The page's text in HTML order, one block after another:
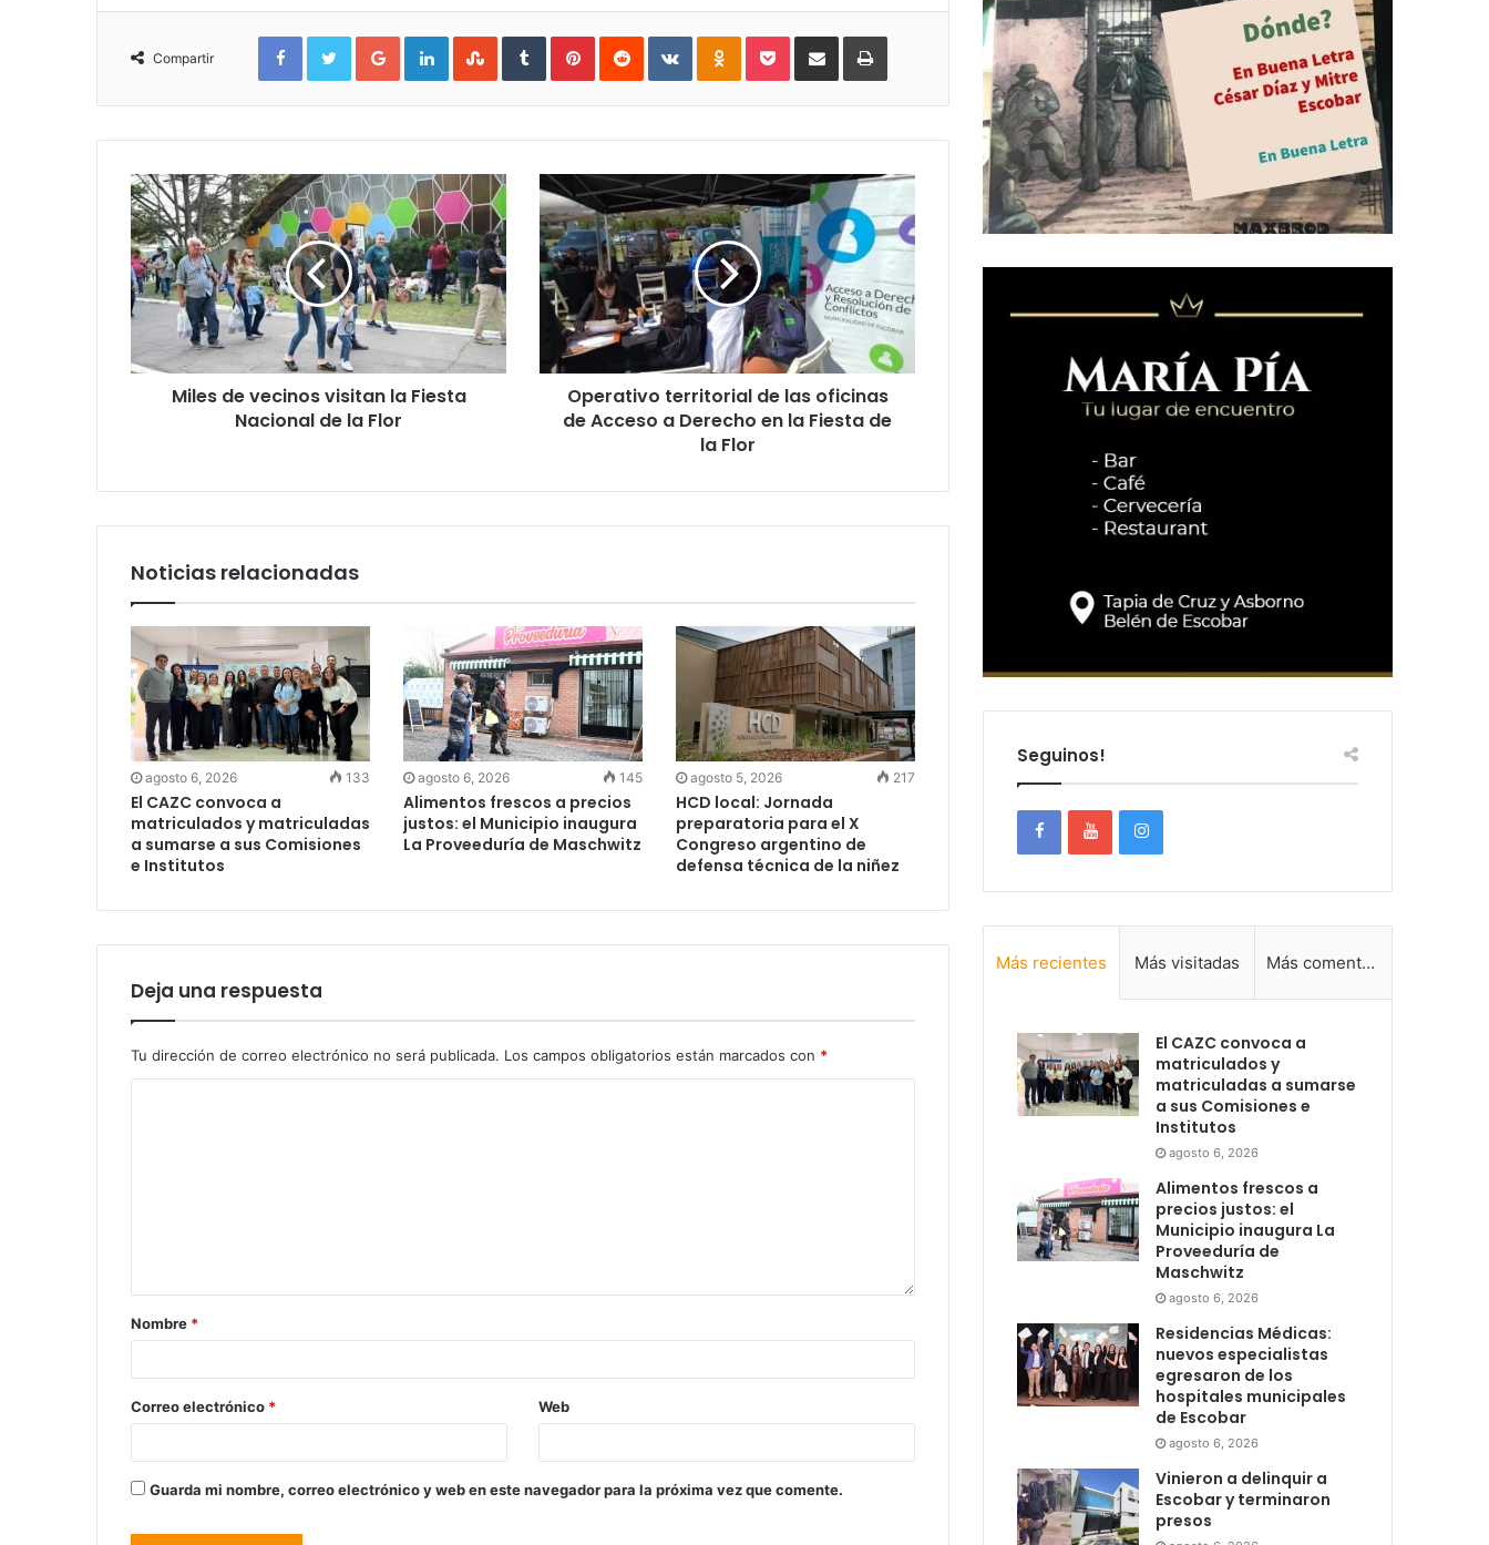
Compartir
FacebookTwitterGoogle+LinkedInStumbleUpon
TumblrPinterestReddit VKontakteOdnoklassniki
PocketCompartirImprimir
Miles de vecinos visitan la Fiesta
Nacional de la Flor
Operativo territorial de las oficinas
de Acceso a Derecho en la Fiesta de
la Flor
Noticias relacionadas
agosto 6, 2026 133
El CAZC convoca a
matriculados y matriculadas
a sumarse a sus Comisiones
e Institutos
agosto 6, 2026 145
Alimentos frescos a precios
justos: el Municipio inaugura
La Proveeduría de Maschwitz
agosto 5, 2026 217
HCD local: Jornada
preparatoria para el X
Congreso argentino de
defensa técnica de la niñez
Deja una respuesta
Tu dirección de correo electrónico no será publicada. Los campos obligatorios están marcados con *
Nombre *
Correo electrónico * Web
Guarda mi nombre, correo electrónico y web en este navegador para la próxima vez que comente.
Seguinos!
Más recientes Más visitadas Más comentadas
El CAZC convoca a
matriculados y
matriculadas a sumarse
a sus Comisiones e
Institutos
agosto 6, 2026
Alimentos frescos a
precios justos: el
Municipio inaugura La
Proveeduría de
Maschwitz
agosto 6, 2026
Residencias Médicas:
nuevos especialistas
egresaron de los
hospitales municipales
de Escobar
agosto 6, 2026
Vinieron a delinquir a
Escobar y terminaron
presos